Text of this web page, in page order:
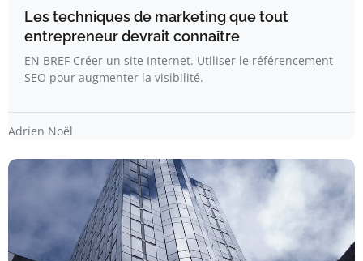
Les techniques de marketing que tout
entrepreneur devrait connaître
EN BREF Créer un site Internet. Utiliser le référencement
SEO pour augmenter la visibilité.
Adrien Noël